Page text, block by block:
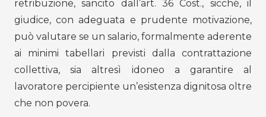
retribuzione, sancito dall’art. 36 Cost., sicché, il
giudice, con adeguata e prudente motivazione,
può valutare se un salario, formalmente aderente
ai minimi tabellari previsti dalla contrattazione
collettiva, sia altresì idoneo a garantire al
lavoratore percipiente un’esistenza dignitosa oltre
che non povera.